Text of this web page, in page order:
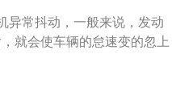
异常抖动，一般来说，发动
就会使车辆的怠速变的忽上
车的动力是压缩发动机气